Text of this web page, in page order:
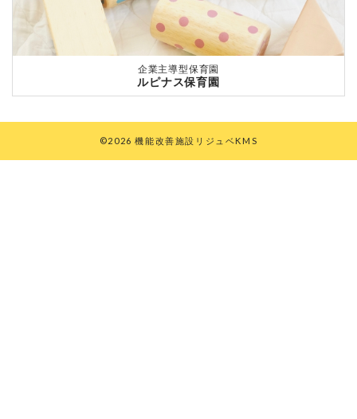
企業主導型保育園
ルピナス保育園
©2026 機能改善施設リジュベKMS